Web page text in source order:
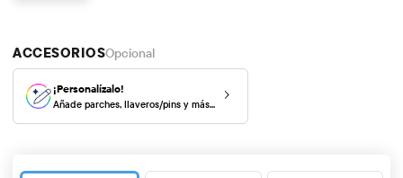
ACCESORIOSOpcional
¡Personalízalo!
Añade parches, llaveros/pins y más...